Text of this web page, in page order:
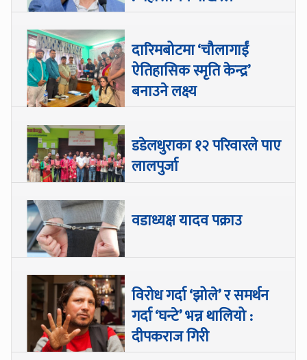
दारिमबोटमा ‘चौलागाईं
ऐतिहासिक स्मृति केन्द्र’
बनाउने लक्ष्य
डडेलधुराका १२ परिवारले पाए
लालपुर्जा
वडाध्यक्ष यादव पक्राउ
विरोध गर्दा ‘झोले’ र समर्थन
गर्दा ‘घन्टे’ भन्न थालियो :
दीपकराज गिरी